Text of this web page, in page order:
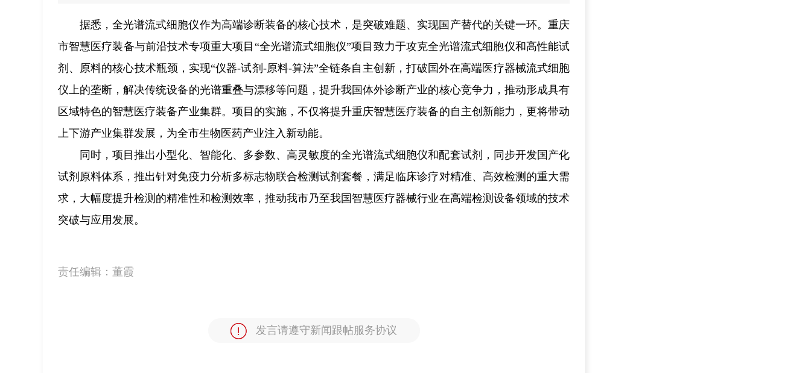
据悉，全光谱流式细胞仪作为高端诊断装备的核心技术，是突破难题、实现国产替代的关键一环。重庆
市智慧医疗装备与前沿技术专项重大项目“全光谱流式细胞仪”项目致力于攻克全光谱流式细胞仪和高性能试
剂、原料的核心技术瓶颈，实现“仪器-试剂-原料-算法”全链条自主创新，打破国外在高端医疗器械流式细胞
仪上的垄断，解决传统设备的光谱重叠与漂移等问题，提升我国体外诊断产业的核心竞争力，推动形成具有
区域特色的智慧医疗装备产业集群。项目的实施，不仅将提升重庆智慧医疗装备的自主创新能力，更将带动
上下游产业集群发展，为全市生物医药产业注入新动能。
同时，项目推出小型化、智能化、多参数、高灵敏度的全光谱流式细胞仪和配套试剂，同步开发国产化
试剂原料体系，推出针对免疫力分析多标志物联合检测试剂套餐，满足临床诊疗对精准、高效检测的重大需
求，大幅度提升检测的精准性和检测效率，推动我市乃至我国智慧医疗器械行业在高端检测设备领域的技术
突破与应用发展。
责任编辑： 董霞
发言请遵守新闻跟帖服务协议